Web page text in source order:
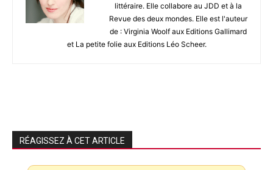
littéraire. Elle collabore au JDD et à la
Revue des deux mondes. Elle est l'auteur
de : Virginia Woolf aux Editions Gallimard
et La petite folie aux Editions Léo Scheer.
RÉAGISSEZ À CET ARTICLE